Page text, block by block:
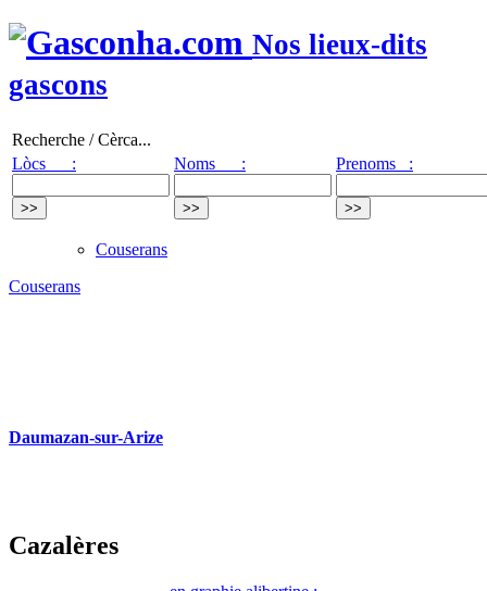
Nos lieux-dits
gascons
Recherche / Cèrca...
Lòcs :
Noms : Prenoms :
Couserans
Couserans
Daumazan-sur-Arize
Cazalères